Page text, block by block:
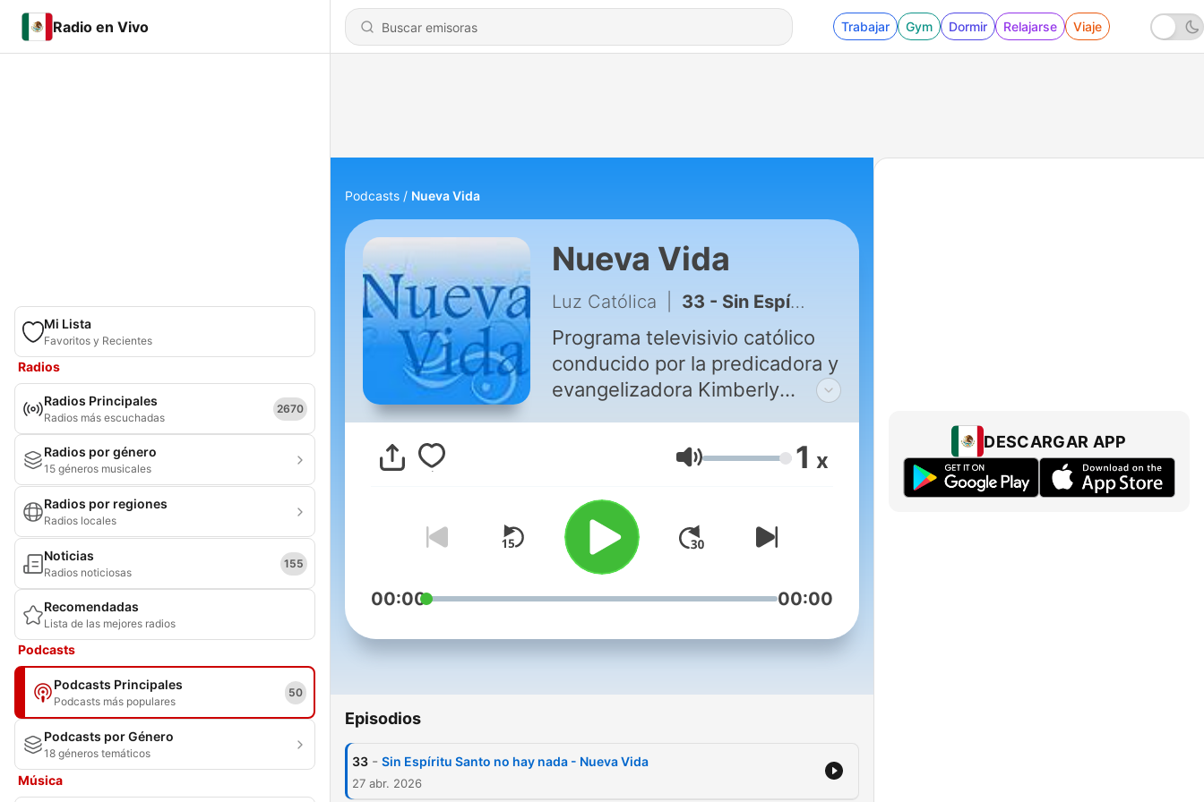
Radio en Vivo Trabajar Gym Dormir Relajarse Viaje
Mi Lista
Favoritos y Recientes
Radios
Radios Principales
Radios más escuchadas
2670
Radios por género
15 géneros musicales
Radios por regiones
Radios locales
Noticias
Radios noticiosas
155
Recomendadas
Lista de las mejores radios
Podcasts
Podcasts Principales
Podcasts más populares
50
Podcasts por Género
18 géneros temáticos
Música
Podcasts Nueva Vida
Nueva Vida
Luz Católica 33 - Sin Espíritu Santo no hay nada - Nueva Vida
Programa televisivio católico
conducido por la predicadora y
evangelizadora Kimberly
objetivo es invitar a las
personas a la conversión,
desde la Palabra de Dios,
siempre con un estilo de
prédica emanado desde la
Renovación Carismática en el
Volumen 1 x
00:00 00:00
Episodios
33 - Sin Espíritu Santo no hay nada - Nueva Vida
27 abr. 2026
DESCARGAR APP